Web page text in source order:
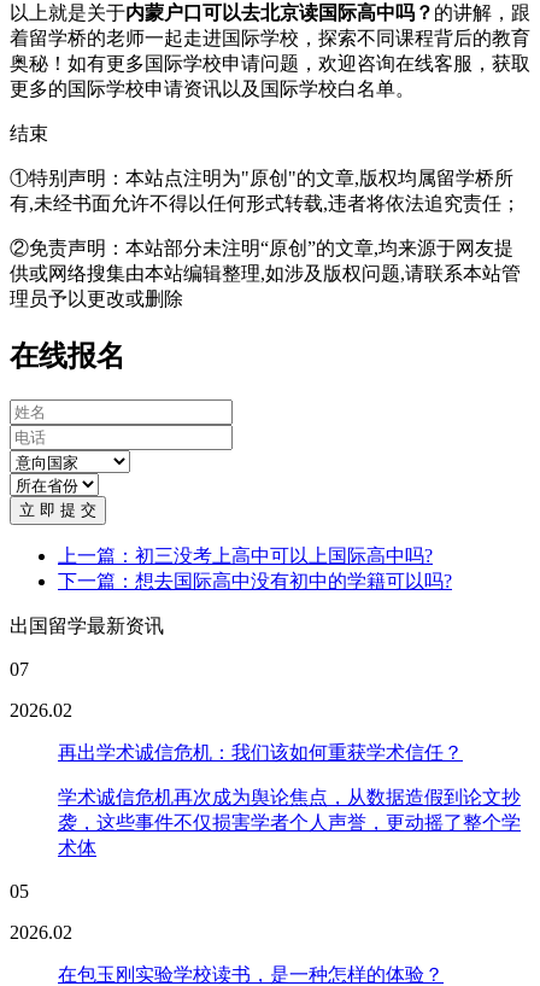
以上就是关于内蒙户口可以去北京读国际高中吗？ 的讲解，跟
着留学桥的老师一起走进国际学校，探索不同课程背后的教育
奥秘！如有更多国际学校申请问题，欢迎咨询在线客服 ，获取
更多的国际学校申请资讯以及国际学校白名单。
结束
①特别声明：本站点注明为"原创"的文章,版权均属留学桥所
有,未经书面允许不得以任何形式转载,违者将依法追究责任；
②免责声明：本站部分未注明“原创”的文章,均来源于网友提
供或网络搜集由本站编辑整理,如涉及版权问题,请联系本站管
理员予以更改或删除
在线报名
立 即 提 交
上一篇：初三没考上高中可以上国际高中吗?
下一篇：想去国际高中没有初中的学籍可以吗?
出国留学最新资讯
07
2026.02
再出学术诚信危机：我们该如何重获学术信任？
学术诚信危机再次成为舆论焦点，从数据造假到论文抄
袭，这些事件不仅损害学者个人声誉，更动摇了整个学
术体
05
2026.02
在包玉刚实验学校读书，是一种怎样的体验？